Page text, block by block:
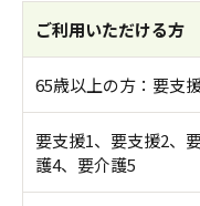
ご利用いただける方
65歳以上の方：要支
要支援1、要支援2、
護4、要介護5